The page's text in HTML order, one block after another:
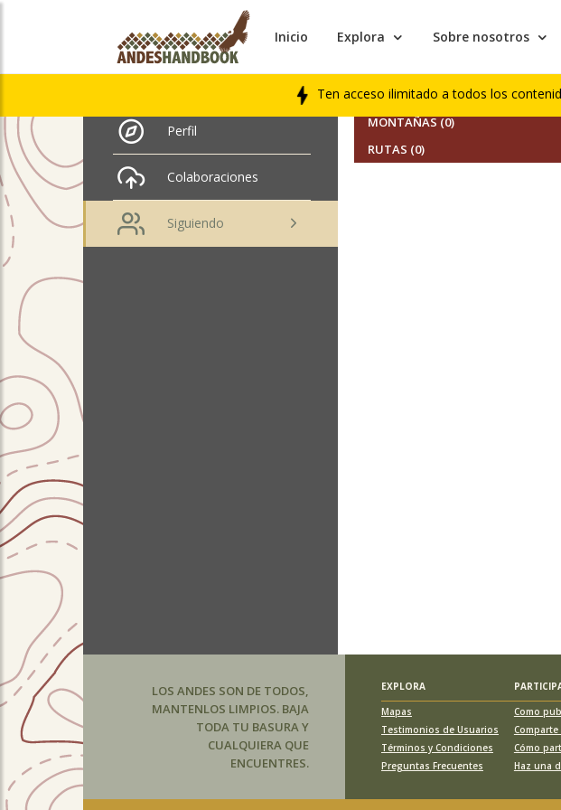
Inicio Explora Sobre nosotros
Ten acceso ilimitado a todos los
Jose Antonio Garcia
Soria
Perfil
Colaboraciones
Siguiendo
AMIGOS (0)
SEGUIDORES (0)
MONTAÑAS (0)
RUTAS (0)
LOS ANDES SON DE TODOS,
MANTENLOS LIMPIOS. BAJA
TODA TU BASURA Y
CUALQUIERA QUE
ENCUENTRES.
EXPLORA
Mapas
Testimonios de Usuarios
Términos y Condiciones
Preguntas Frecuentes
Como
Cómo
Haz una